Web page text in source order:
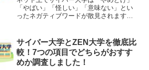
「やばい」「怪しい」「意味ない」とい
ったネガティブワードが散見されます。
とが見えてきます。この記事ではサイバ
ー大学に付きまとうネガティブワードを
データによる検証で解明していきます。
サイバー大学とZEN大学を徹底比
較！7つの項目でどちらがおすす
めか調査しました！